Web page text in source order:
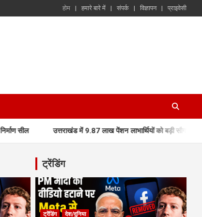
होम हमारे बारे में संपर्क विज्ञापन प्राइवेसी
उत्तराखंड में 9.87 लाख पेंशन लाभार्थियों को बड़ी सौगात, मुख्यमंत्री धामी ने
ट्रेंडिंग
ट्रेंडिंग देश/दुनिया